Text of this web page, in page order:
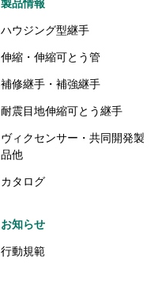
製品情報
ハウジング型継手
伸縮・伸縮可とう管
補修継手・補強継手
耐震目地伸縮可とう継手
ヴィクセンサー・共同開発製
品他
カタログ
お知らせ
行動規範